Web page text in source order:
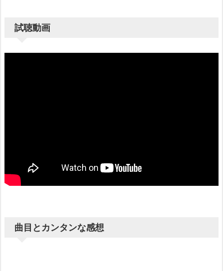
試聴動画
曲目とカンタンな感想